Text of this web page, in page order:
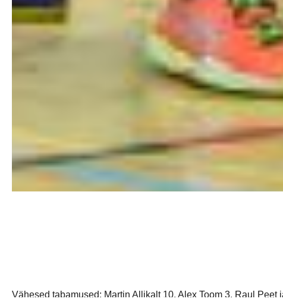
Vähesed tabamused: Martin Allikalt 10, Alex Toom 3, Raul Peet